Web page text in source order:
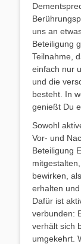
uns an
Beteiligung
Teilnahme,
einfach nur
und die
besteht. In
genießt Du
Sowohl
Vor- und
Beteiligung
bewirken,
erhalten
Dafür ist
verbunden:
verhält sich
umgekehrt.